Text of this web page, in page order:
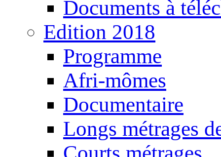
Documents à
Edition 2018
Programme
Afri-mômes
Documentaire
Longs métrages